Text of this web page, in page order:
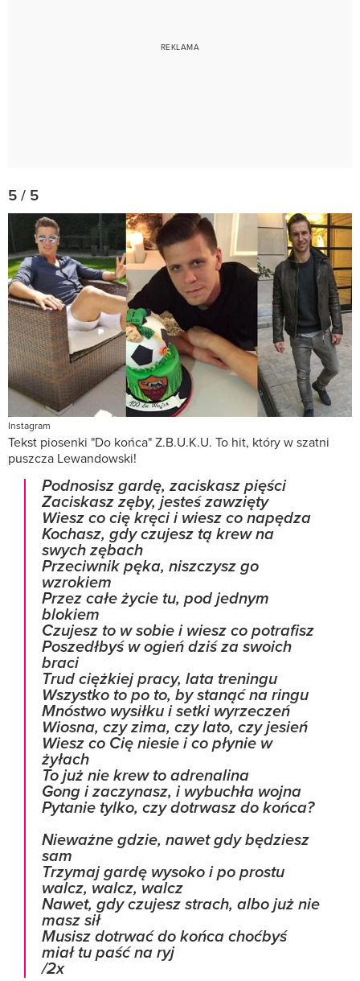
5 / 5
Instagram
Tekst piosenki "Do końca" Z.B.U.K.U. To hit, który w szatni
puszcza Lewandowski!
Podnosisz gardę, zaciskasz pięści
Zaciskasz zęby, jesteś zawzięty
Wiesz co cię kręci i wiesz co napędza
Kochasz, gdy czujesz tą krew na
swych zębach
Przeciwnik pęka, niszczysz go
wzrokiem
Przez całe życie tu, pod jednym
blokiem
Czujesz to w sobie i wiesz co potrafisz
Poszedłbyś w ogień dziś za swoich
braci
Trud ciężkiej pracy, lata treningu
Wszystko to po to, by stanąć na ringu
Mnóstwo wysiłku i setki wyrzeczeń
Wiosna, czy zima, czy lato, czy jesień
Wiesz co Cię niesie i co płynie w
żyłach
To już nie krew to adrenalina
Gong i zaczynasz, i wybuchła wojna
Pytanie tylko, czy dotrwasz do końca?
Nieważne gdzie, nawet gdy będziesz
sam
Trzymaj gardę wysoko i po prostu
walcz, walcz, walcz
Nawet, gdy czujesz strach, albo już nie
masz sił
Musisz dotrwać do końca choćbyś
miał tu paść na ryj
/2x